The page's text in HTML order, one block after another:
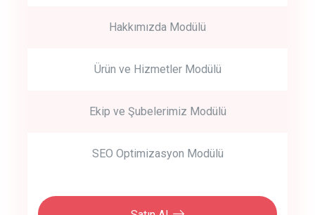
Hakkımızda Modülü
Ürün ve Hizmetler Modülü
Ekip ve Şubelerimiz Modülü
SEO Optimizasyon Modülü